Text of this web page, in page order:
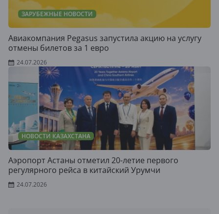
ЗАРУБЕЖНЫЕ НОВОСТИ
Авиакомпания Pegasus запустила акцию на услугу
отмены билетов за 1 евро
24.07.2026
НОВОСТИ КАЗАХСТАНА
Аэропорт Астаны отметил 20-летие первого
регулярного рейса в китайский Урумчи
24.07.2026